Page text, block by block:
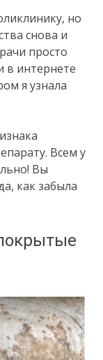
но
снова и
просто
в интернете
я узнала
Всем у
Вы
как забыла